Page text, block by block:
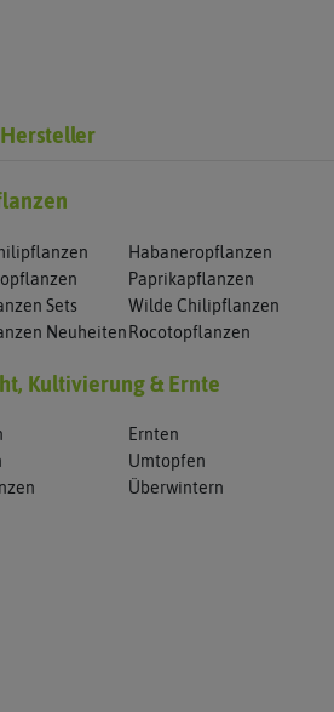
Habaneropflanzen
Paprikapflanzen
Sets
Wilde Chilipflanzen
Neuheiten Rocotopflanzen
Kultivierung & Ernte
Ernten
Umtopfen
Überwintern